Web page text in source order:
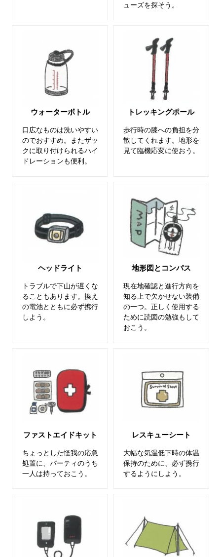
ューズを探そう。
ウォーターボトル
口広なものは洗いやすい
のでおすすめ。またザッ
クに取り付けられるハイ
ドレーションも便利。
トレッキングポール
歩行時の膝への負担を分
散してくれます。地形を
見て臨機応変に使おう。
ヘッドライト
トラブルで下山が遅くな
ることもあります。換え
の電池とともに必ず携行
しよう。
地形図とコンパス
現在地確認と進行方向を
知る上で欠かせない装備
の一つ。正しく使用する
ために読図の勉強もして
おこう。
ファストエイドキット
ちょっとした怪我の応急
処置に、パーティのうち
一人は持っておこう。
レスキューシート
大幅な気温低下時の体温
保持のために、必ず携行
するようにしよう。